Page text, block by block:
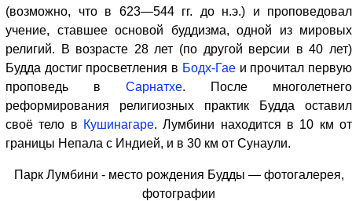
(возможно, что в 623—544 гг. до н.э.) и проповедовал
учение, ставшее основой буддизма, одной из мировых
религий. В возрасте 28 лет (по другой версии в 40 лет)
Будда достиг просветления в Бодх-Гаеи прочитал первую
проповедь в Сарнатхе. После многолетнего
реформирования религиозных практик Будда оставил
своё тело в Кушинагаре. Лумбини находится в 10 км от
границы Непала с Индией, и в 30 км от Сунаули.
Парк Лумбини - место рождения Будды — фотогалерея,
фотографии